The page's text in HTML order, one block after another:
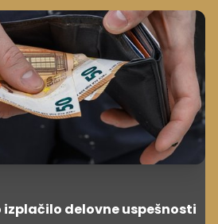
Če so se ostalim v javnem
reformo že izboljšale, so namreč
plač predvideli šele z novim
bodo?
delovne uspešnosti